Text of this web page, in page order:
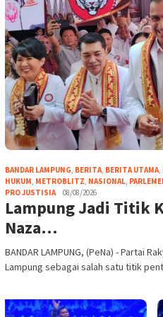
BANDAR LAMPUNG, BERITA, BERITA UTAMA,
HUKUM, METROBLITZ, NASIONAL,
PRO JUSTISIA
08/08/2026
Lampung Jadi Titik
Naza…
BANDAR LAMPUNG, (PeNa) - Partai
Lampung sebagai salah satu titik